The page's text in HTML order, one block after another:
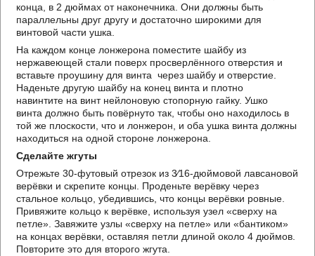
конца, в 2 дюймах от наконечника. Они должны быть
параллельны друг другу и достаточно широкими для
винтовой части ушка.
На каждом конце лонжерона поместите шайбу из
нержавеющей стали поверх просверлённого отверстия и
вставьте проушину для винта через шайбу и отверстие.
Наденьте другую шайбу на конец винта и плотно
навинтите на винт нейлоновую стопорную гайку. Ушко
винта должно быть повёрнуто так, чтобы оно находилось в
той же плоскости, что и лонжерон, и оба ушка винта должны
находиться на одной стороне лонжерона.
Сделайте жгуты
Отрежьте 30-футовый отрезок из 3⁄16-дюймовой лавсановой
верёвки и скрепите концы. Проденьте верёвку через
стальное кольцо, убедившись, что концы верёвки ровные.
Привяжите кольцо к верёвке, используя узел «сверху на
петле». Завяжите узлы «сверху на петле» или «бантиком»
на концах верёвки, оставляя петли длиной около 4 дюймов.
Повторите это для второго жгута.